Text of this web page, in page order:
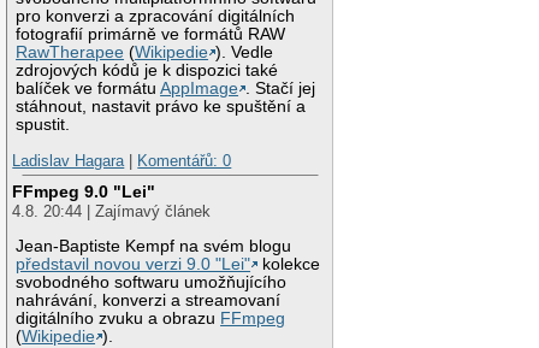
pro konverzi a zpracování digitálních
fotografií primárně ve formátů RAW
RawTherapee (Wikipedie ). Vedle
zdrojových kódů je k dispozici také
balíček ve formátuAppImage . Stačí jej
stáhnout, nastavit právo ke spuštění a
spustit.
Ladislav Hagara
Komentářů: 0
FFmpeg 9.0 "Lei"
4.8. 20:44 | Zajímavý článek
Jean-Baptiste Kempf na svém blogu
představil novou verzi 9.0 "Lei"
kolekce
svobodného softwaru umožňujícího
nahrávání, konverzi a streamovaní
digitálního zvuku a obrazu FFmpeg
(Wikipedie ).